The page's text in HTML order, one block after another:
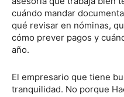
cuándo mandar
qué revisar en nóminas,
cómo prever pagos y
año.
El empresario que tiene
tranquilidad. No porque